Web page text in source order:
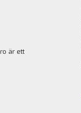
är ett